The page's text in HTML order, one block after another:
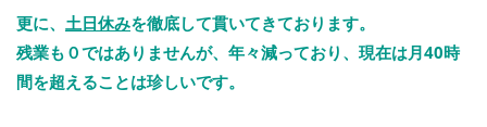
更に、 土日休みを徹底して貫いてきております。
残業も０ではありませんが、年々減っており、現在は月40時
間を超えることは珍しいです。